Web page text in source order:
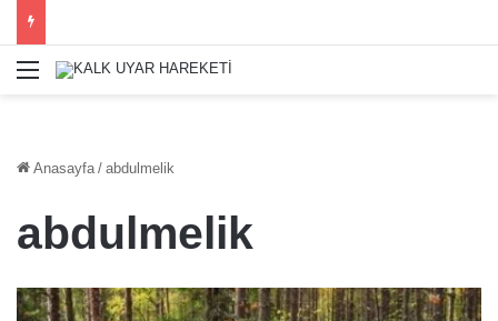
Menü
Anasayfa / abdulmelik
abdulmelik